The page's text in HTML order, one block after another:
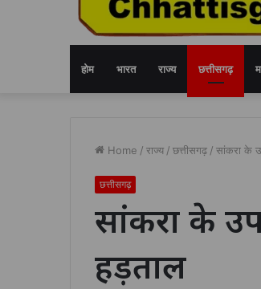
होम भारत राज्य छत्तीसगढ़
Home / राज्य / छत्तीसगढ़ / सांकरा के
छत्तीसगढ़
सांकरा के
हड़ताल